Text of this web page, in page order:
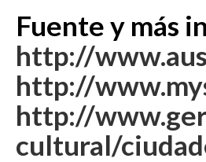
Fuente y más
http://
http://
http://
cultural/